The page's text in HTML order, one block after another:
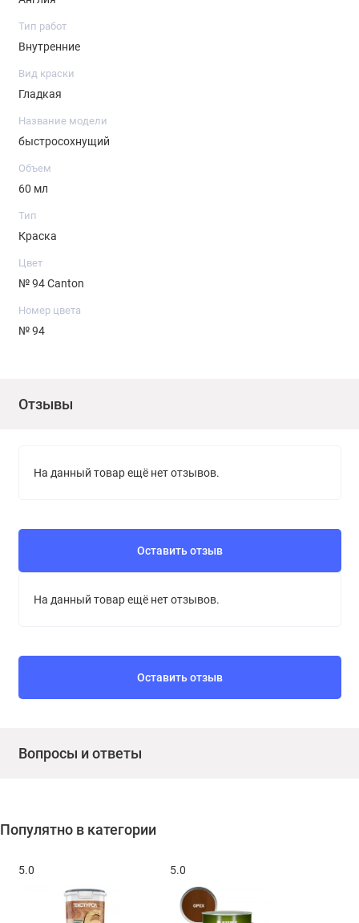
Тип работ
Внутренние
Вид краски
Гладкая
Название модели
быстросохнущий
Объем
60 мл
Тип
Краска
Цвет
№ 94 Canton
Номер цвета
№ 94
Отзывы
На данный товар ещё нет отзывов.
Оставить отзыв
На данный товар ещё нет отзывов.
Оставить отзыв
Вопросы и ответы
Популятно в категории
5.0 5.0